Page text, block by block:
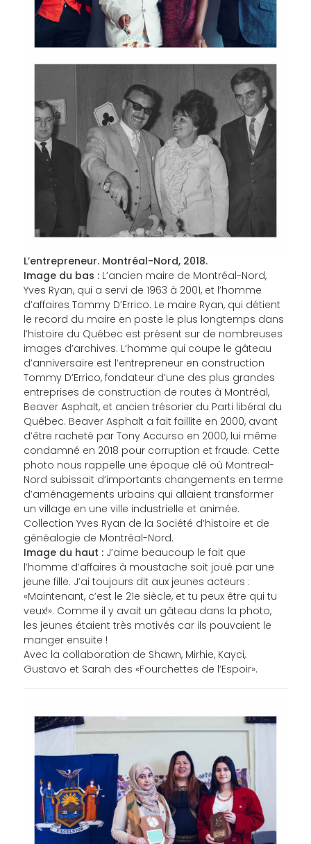
L’entrepreneur. Montréal-Nord, 2018.
Image du bas :L’ancien maire de Montréal-Nord,
Yves Ryan, qui a servi de 1963 à 2001, et l’homme
d’affaires Tommy D’Errico. Le maire Ryan, qui détient
le record du maire en poste le plus longtemps dans
l’histoire du Québec est présent sur de nombreuses
images d’archives. L’homme qui coupe le gâteau
d’anniversaire est l’entrepreneur en construction
Tommy D’Errico, fondateur d’une des plus grandes
entreprises de construction de routes à Montréal,
Beaver Asphalt, et ancien trésorier du Parti libéral du
Québec. Beaver Asphalt a fait faillite en 2000, avant
d’être racheté par Tony Accurso en 2000, lui même
condamné en 2018 pour corruption et fraude. Cette
photo nous rappelle une époque clé où Montreal-
Nord subissait d’importants changements en terme
d’aménagements urbains qui allaient transformer
un village en une ville industrielle et animée.
Collection Yves Ryan de la Société d’histoire et de
généalogie de Montréal-Nord.
Image du haut :J’aime beaucoup le fait que
l’homme d’affaires à moustache soit joué par une
jeune fille. J’ai toujours dit aux jeunes acteurs :
«Maintenant, c’est le 21e siècle, et tu peux être qui tu
veux!». Comme il y avait un gâteau dans la photo,
les jeunes étaient très motivés car ils pouvaient le
manger ensuite !
Avec la collaboration de Shawn, Mirhie, Kayci,
Gustavo et Sarah des «Fourchettes de l’Espoir».